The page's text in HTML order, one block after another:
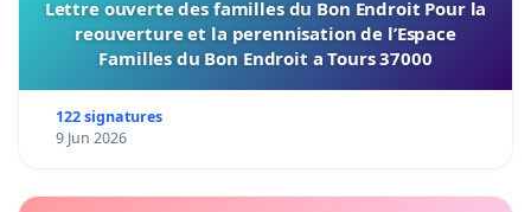
Lettre ouverte des familles du Bon Endroit Pour la
reouverture et la perennisation de l’Espace
Familles du Bon Endroit a Tours 37000
122 signatures
9 Jun 2026